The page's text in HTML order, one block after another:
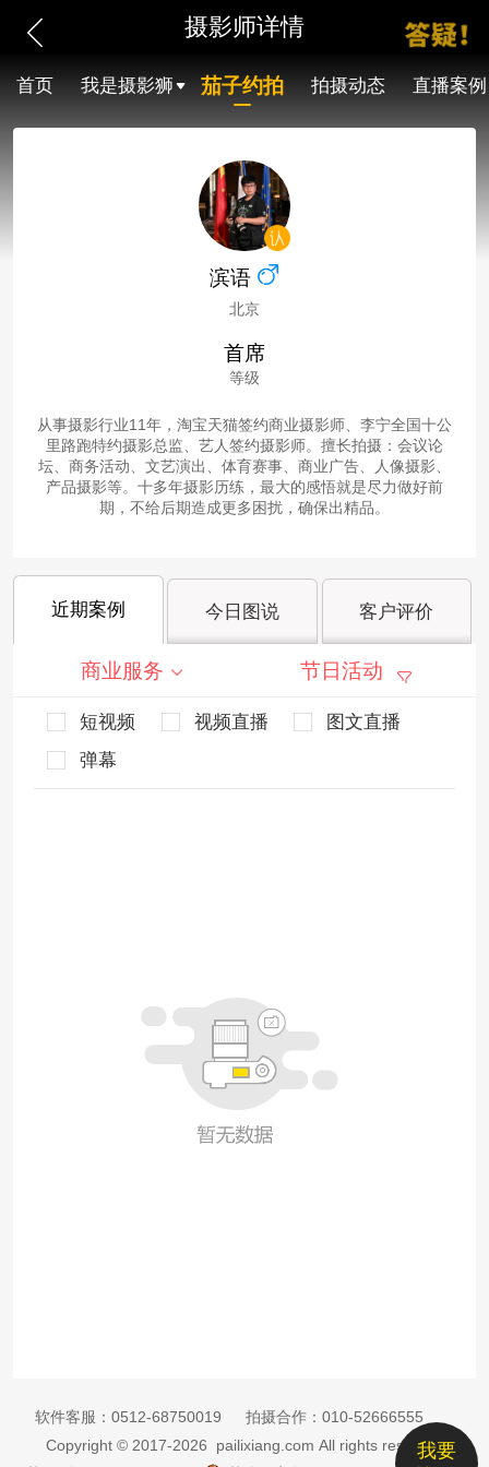
摄影师详情
首页 我是摄影狮 茄子约拍 拍摄动态 直播案例
滨语
北京
首席
等级
从事摄影行业11年，淘宝天猫签约商业摄影师、李宁全国十公
里路跑特约摄影总监、艺人签约摄影师。擅长拍摄：会议论
坛、商务活动、文艺演出、体育赛事、商业广告、人像摄影、
产品摄影等。十多年摄影历练，最大的感悟就是尽力做好前
期，不给后期造成更多困扰，确保出精品。
近期案例 今日图说 客户评价
商业服务 节日活动
短视频 视频直播
图文直播
弹幕
我要
软件客服： 0512-68750019 拍摄合作： 010-52666555
Copyright © 2017-2026 pailixiang.com All rights reserved